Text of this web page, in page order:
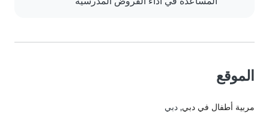
الموقع
مربية أطفال في دبي, دبي